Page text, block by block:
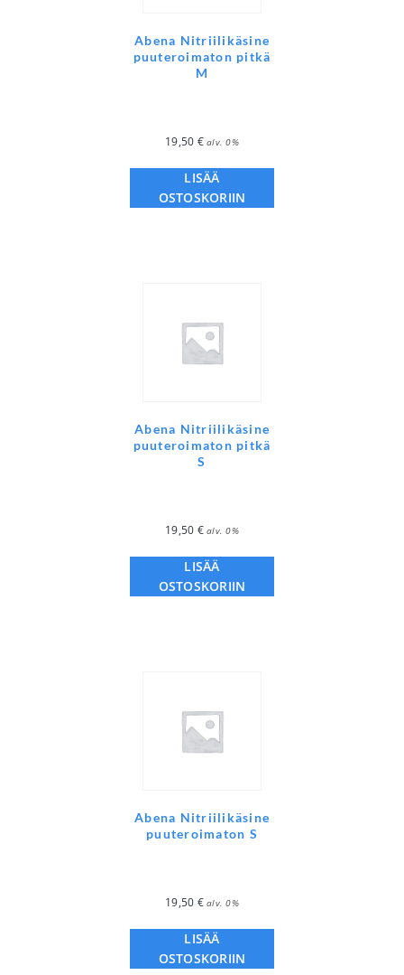
Abena Nitriilikäsine
puuteroimaton pitkä
M
19,50 € alv. 0%
LISÄÄ
OSTOSKORIIN
Abena Nitriilikäsine
puuteroimaton pitkä
S
19,50 € alv. 0%
LISÄÄ
OSTOSKORIIN
Abena Nitriilikäsine
puuteroimaton S
19,50 € alv. 0%
LISÄÄ
OSTOSKORIIN